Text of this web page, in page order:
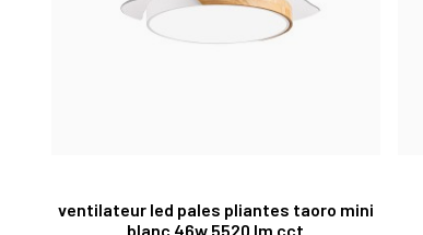
ventilateur led pales pliantes taoro mini
blanc 46w 5520 lm cct